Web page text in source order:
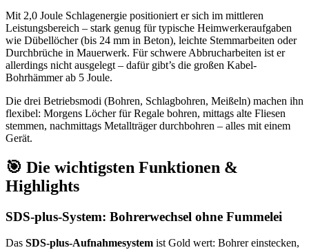
Mit 2,0 Joule Schlagenergie positioniert er sich im mittleren
Leistungsbereich – stark genug für typische Heimwerkeraufgaben
wie Dübellöcher (bis 24 mm in Beton), leichte Stemmarbeiten oder
Durchbrüche in Mauerwerk. Für schwere Abbrucharbeiten ist er
allerdings nicht ausgelegt – dafür gibt’s die großen Kabel-
Bohrhämmer ab 5 Joule.
Die drei Betriebsmodi (Bohren, Schlagbohren, Meißeln) machen ihn
flexibel: Morgens Löcher für Regale bohren, mittags alte Fliesen
stemmen, nachmittags Metallträger durchbohren – alles mit einem
Gerät.
🎯 Die wichtigsten Funktionen &
Highlights
SDS-plus-System: Bohrerwechsel ohne Fummelei
Das SDS-plus-Aufnahmesystem ist Gold wert: Bohrer einstecken,